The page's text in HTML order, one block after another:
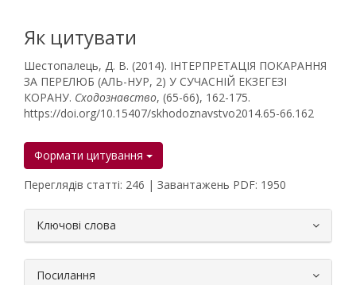
Як цитувати
Шестопалець, Д. В. (2014). ІНТЕРПРЕТАЦІЯ ПОКАРАННЯ
ЗА ПЕРЕЛЮБ (АЛЬ-НУР, 2) У СУЧАСНІЙ ЕКЗЕГЕЗІ
КОРАНУ. Сходознавство, (65-66), 162-175.
https://doi.org/10.15407/skhodoznavstvo2014.65-66.162
Формати цитування
Переглядів статті: 246 | Завантажень PDF: 1950
Ключові слова
Посилання